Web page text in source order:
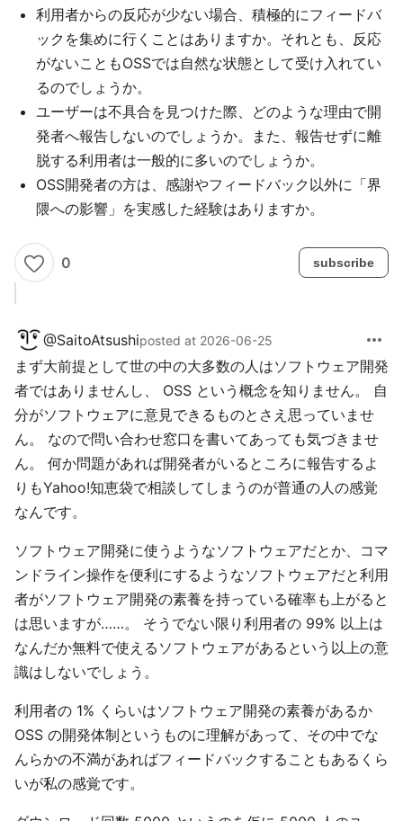
利用者からの反応が少ない場合、積極的にフィードバ
ックを集めに行くことはありますか。それとも、反応
がないこともOSSでは自然な状態として受け入れてい
るのでしょうか。
ユーザーは不具合を見つけた際、どのような理由で開
発者へ報告しないのでしょうか。また、報告せずに離
脱する利用者は一般的に多いのでしょうか。
OSS開発者の方は、感謝やフィードバック以外に「界
隈への影響」を実感した経験はありますか。
0 subscribe
@SaitoAtsushiposted at 2026-06-25 more_horiz
まず大前提として世の中の大多数の人はソフトウェア開発
者ではありませんし、 OSS という概念を知りません。 自
分がソフトウェアに意見できるものとさえ思っていませ
ん。 なので問い合わせ窓口を書いてあっても気づきませ
ん。 何か問題があれば開発者がいるところに報告するよ
りもYahoo!知恵袋で相談してしまうのが普通の人の感覚
なんです。
ソフトウェア開発に使うようなソフトウェアだとか、コマ
ンドライン操作を便利にするようなソフトウェアだと利用
者がソフトウェア開発の素養を持っている確率も上がると
は思いますが……。 そうでない限り利用者の 99% 以上は
なんだか無料で使えるソフトウェアがあるという以上の意
識はしないでしょう。
利用者の 1% くらいはソフトウェア開発の素養があるか
OSS の開発体制というものに理解があって、その中でな
んらかの不満があればフィードバックすることもあるくら
いが私の感覚です。